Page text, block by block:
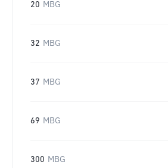
20 MBG
32 MBG
37 MBG
69 MBG
300 MBG